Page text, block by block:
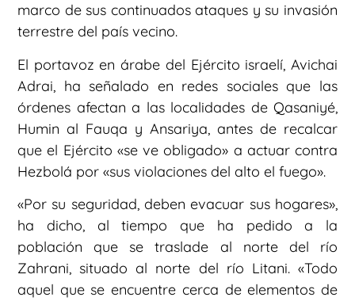
marco de sus continuados ataques y su invasión
terrestre del país vecino.
El portavoz en árabe del Ejército israelí, Avichai
Adrai, ha señalado en redes sociales que las
órdenes afectan a las localidades de Qasaniyé,
Humin al Fauqa y Ansariya, antes de recalcar
que el Ejército «se ve obligado» a actuar contra
Hezbolá por «sus violaciones del alto el fuego».
«Por su seguridad, deben evacuar sus hogares»,
ha dicho, al tiempo que ha pedido a la
población que se traslade al norte del río
Zahrani, situado al norte del río Litani. «Todo
aquel que se encuentre cerca de elementos de